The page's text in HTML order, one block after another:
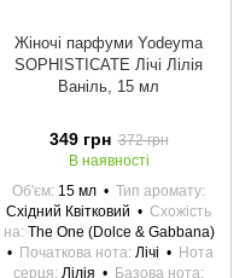
Жіночі парфуми Yodeyma
SOPHISTICATE Лічі Лілія
Ваніль, 15 мл
349 грн 372 грн
В наявності
Об'єм 15 мл
Тип аромату
Східний Квітковий
Схожість
на The One (Dolce & Gabbana)
Початкова нота Лічі
Нота
серця Лілія
Базова нота